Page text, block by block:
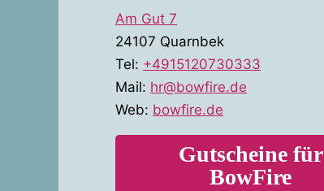
Am Gut 7
24107 Quarnbek
Tel: +4915120730333
Mail: hr@bowfire.de
Web: bowfire.de
Gutscheine für
BowFire